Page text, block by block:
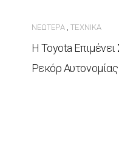
ΝΕΏΤΕΡΑ,ΤΕΧΝΙΚΆ
Η Toyota
Ρεκόρ